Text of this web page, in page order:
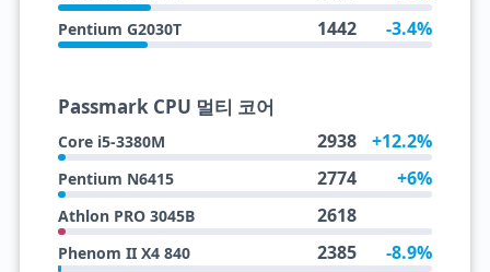
Pentium G2030T 1442 -3.4%
Passmark CPU 멀티 코어
Core i5-3380M 2938 +12.2%
Pentium N6415 2774 +6%
Athlon PRO 3045B 2618
Phenom II X4 840 2385 -8.9%